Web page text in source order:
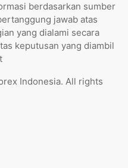
berdasarkan sumber
jawab atas
yang dialami secara
keputusan yang diambil
Indonesia. All rights